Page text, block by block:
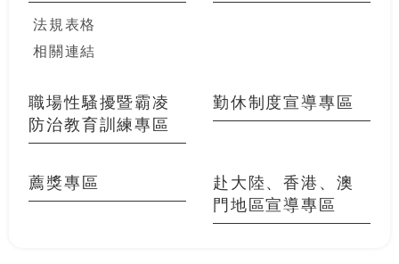
法規表格
相關連結
職場性騷擾暨霸凌
防治教育訓練專區
勤休制度宣導專區
薦獎專區
赴大陸、香港、澳
門地區宣導專區